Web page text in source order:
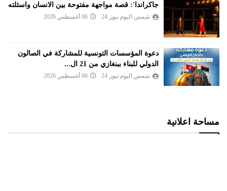
جاكراندا': قصة مواجهة مفتوحة بين الانسان واسئلته
شمس اليوم نيوز 24 06 أغسطس 2026
دعوة المؤسسات التونسية للمشاركة في الصالون
الدولي للبناء ببنغازي من 21 ال...
شمس اليوم نيوز 24 06 أغسطس 2026
مساحة اعلانية